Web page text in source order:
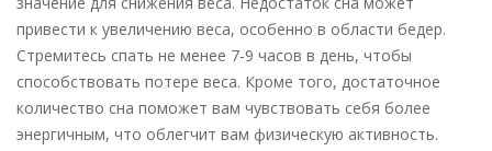
привести к увеличению веса, особенно в области бедер.
Стремитесь спать не менее 7-9 часов в день, чтобы
способствовать потере веса. Кроме того, достаточное
количество сна поможет вам чувствовать себя более
энергичным, что облегчит вам физическую активность.